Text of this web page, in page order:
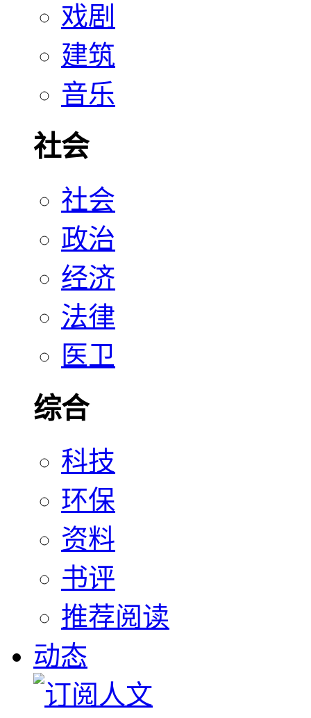
戏剧
建筑
音乐
社会
社会
政治
经济
法律
医卫
综合
科技
环保
资料
书评
推荐阅读
动态